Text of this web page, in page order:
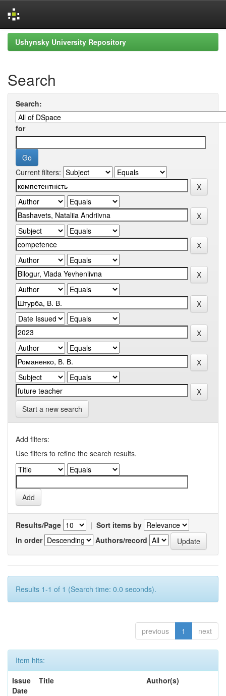
Skip
navigation
Ushynsky University Repository
Search
Search:
for
Current filters:
Start a new search
Add filters:
Use filters to refine the search results.
Results/Page | Sort items by
In order
Authors/record
Results 1-1 of 1 (Search time: 0.0 seconds).
previous 1 next
Item hits:
Issue
Date
Title Author(s)